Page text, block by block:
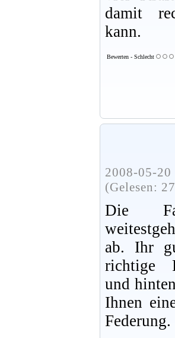
damit
kann.
Bewerten - Schlecht
2008-05-
(Gelesen:
Die
ab. Ihr
richtige
und
Ihnen
Federung.